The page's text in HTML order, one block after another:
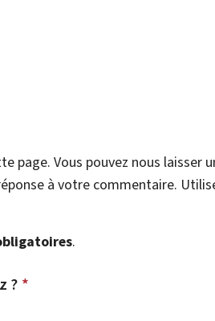
page. Vous pouvez nous laisser
à votre commentaire.
.
? *